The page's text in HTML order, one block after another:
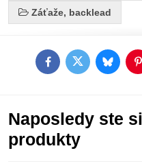
Záťaže, backlead
FacebookTwitterBluesky
Naposledy ste
produkty